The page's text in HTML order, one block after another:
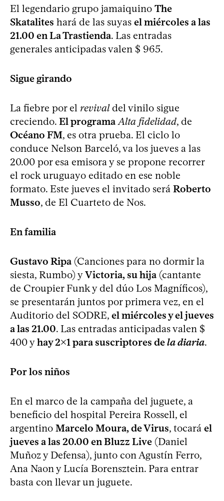
El legendario grupo jamaiquino The
Skatalites hará de las suyas el miércoles a las
21.00 en La Trastienda. Las entradas
generales anticipadas valen $ 965.
Sigue girando
La fiebre por el revivaldel vinilo sigue
creciendo. El programa Alta fidelidad, de
Océano FM, es otra prueba. El ciclo lo
conduce Nelson Barceló, va los jueves a las
20.00 por esa emisora y se propone recorrer
el rock uruguayo editado en ese noble
formato. Este jueves el invitado será Roberto
Musso, de El Cuarteto de Nos.
En familia
Gustavo Ripa (Canciones para no dormir la
siesta, Rumbo) yVictoria, su hija (cantante
de Croupier Funk y del dúo Los Magníficos),
se presentarán juntos por primera vez, en el
Auditorio del SODRE, el miércoles y el jueves
a las 21.00. Las entradas anticipadas valen $
400 yhay 2x1 para suscriptores dela diaria.
Por los niños
En el marco de la campaña del juguete, a
beneficio del hospital Pereira Rossell, el
argentino Marcelo Moura, de Virus, tocará el
jueves a las 20.00 en Bluzz Live (Daniel
Muñoz y Defensa), junto con Agustín Ferro,
Ana Naon y Lucía Borensztein. Para entrar
basta con llevar un juguete.